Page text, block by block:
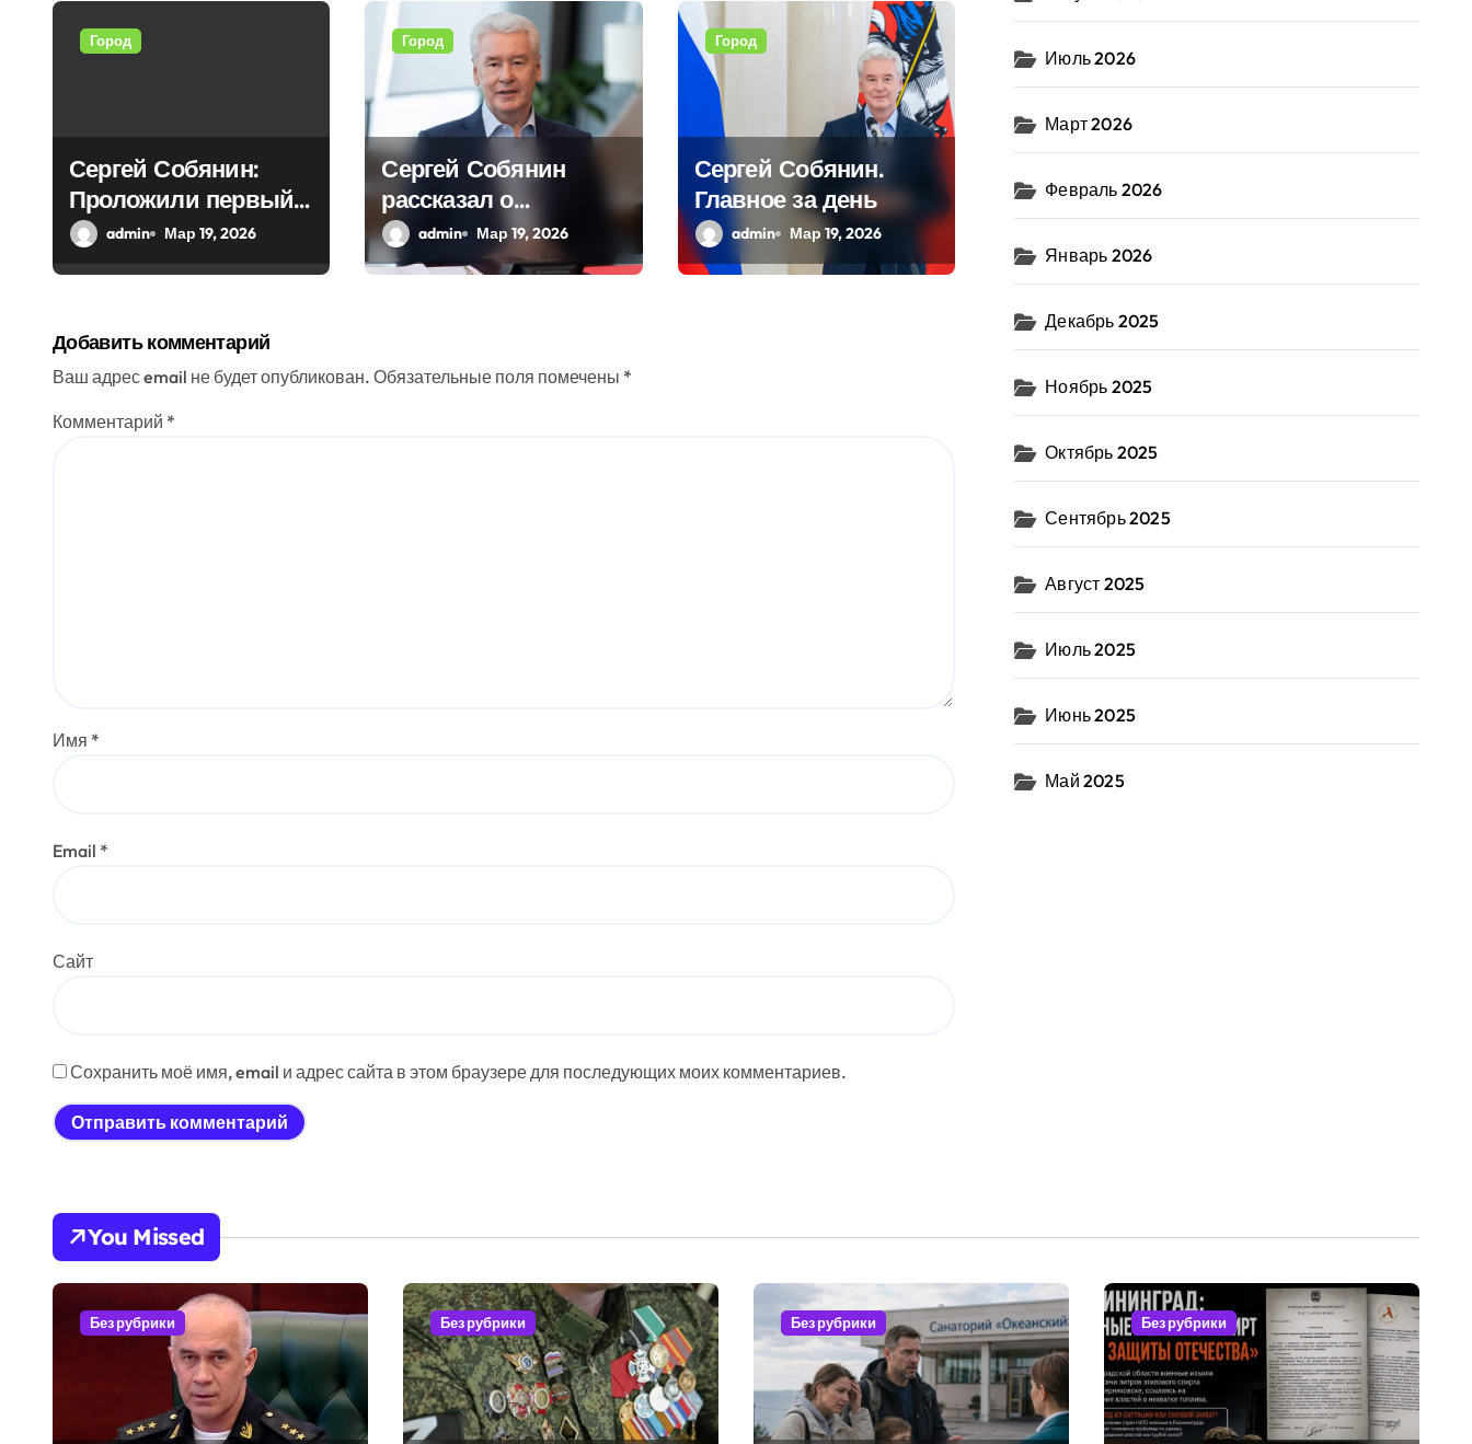
п
с
я
м
Город
Сергей Собянин:
Проложили первый
тоннель новой
admin Мар 19, 2026
Город
Сергей Собянин
рассказал о
реставрационных
работах,
admin Мар 19, 2026
Город
Сергей Собянин.
Главное за день
admin Мар 19, 2026
Добавить комментарий
Ваш адрес email не будет опубликован. Обязательные поля помечены *
Комментарий *
Имя *
Email *
Сайт
Сохранить моё имя, email и адрес сайта в этом браузере для последующих моих комментариев.
Июль 2026
Март 2026
Февраль 2026
Январь 2026
Декабрь 2025
Ноябрь 2025
Октябрь 2025
Сентябрь 2025
Август 2025
Июль 2025
Июнь 2025
Май 2025
You Missed
Без рубрики Без рубрики Без рубрики Без рубрики